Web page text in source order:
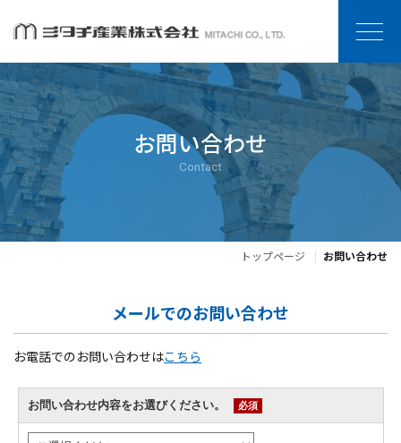
お問い合わせ
Contact
トップページ お問い合わせ
メールでのお問い合わせ
お電話でのお問い合わせはこちら
お問い合わせ内容をお選びください。 必須